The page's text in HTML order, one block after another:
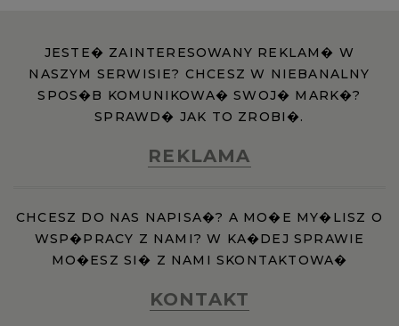
JESTE� ZAINTERESOWANY REKLAM� W
NASZYM SERWISIE? CHCESZ W NIEBANALNY
SPOS�B KOMUNIKOWA� SWOJ� MARK�?
SPRAWD� JAK TO ZROBI�.
REKLAMA
CHCESZ DO NAS NAPISA�? A MO�E MY�LISZ O
WSP�PRACY Z NAMI? W KA�DEJ SPRAWIE
MO�ESZ SI� Z NAMI SKONTAKTOWA�
KONTAKT